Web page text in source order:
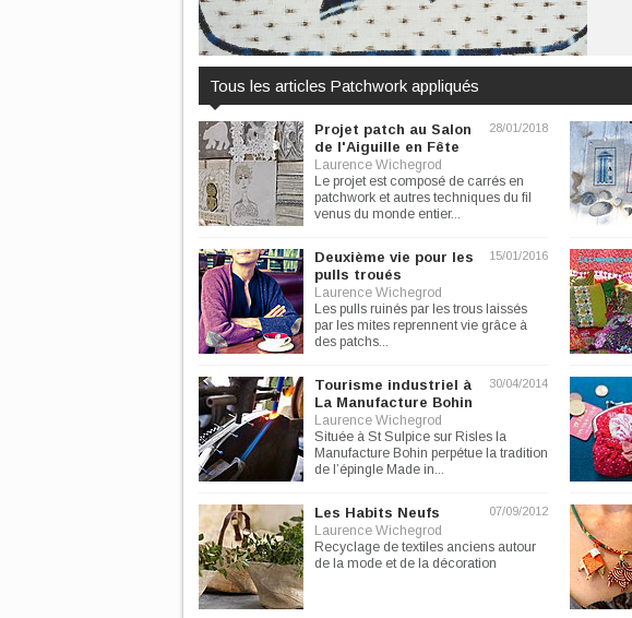
Tous les articles Patchwork appliqués
28/01/2018
Projet patch au Salon
de l'Aiguille en Fête
Laurence Wichegrod
Le projet est composé de carrés en
patchwork et autres techniques du fil
venus du monde entier...
15/01/2016
Deuxième vie pour les
pulls troués
Laurence Wichegrod
Les pulls ruinés par les trous laissés
par les mites reprennent vie grâce à
des patchs...
30/04/2014
Tourisme industriel à
La Manufacture Bohin
Laurence Wichegrod
Située à St Sulpice sur Risles la
Manufacture Bohin perpétue la tradition
de l’épingle Made in...
07/09/2012
Les Habits Neufs
Laurence Wichegrod
Recyclage de textiles anciens autour
de la mode et de la décoration